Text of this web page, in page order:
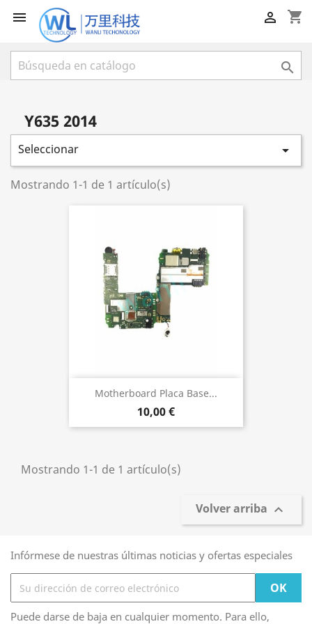
 shopping_cart


Y635 2014
Seleccionar 
Mostrando 1-1 de 1 artículo(s)
Motherboard Placa Base...
10,00 €
Mostrando 1-1 de 1 artículo(s)
Volver arriba 
Infórmese de nuestras últimas noticias y ofertas especiales
Puede darse de baja en cualquier momento. Para ello,